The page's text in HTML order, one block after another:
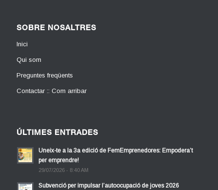
SOBRE NOSALTRES
Inici
Qui som
Preguntes freqüents
Contactar :: Com arribar
ÚLTIMES ENTRADES
Uneix-te a la 3a edició de FemEmprenedores: Empodera’t
per emprendre!
29/07/2026 - 8:40 AM
Subvenció per impulsar l’autoocupació de joves 2026